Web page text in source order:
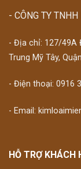
- CÔNG TY
- Địa chỉ: 127/49A
Trung Mỹ Tây,
- Điện thoại: 0916
- Email:
HỖ TRỢ KHÁCH